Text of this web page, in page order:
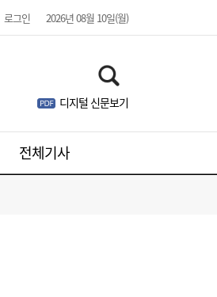
로그인 2026년 08월 10일(월)
디지털 신문보기
전체기사